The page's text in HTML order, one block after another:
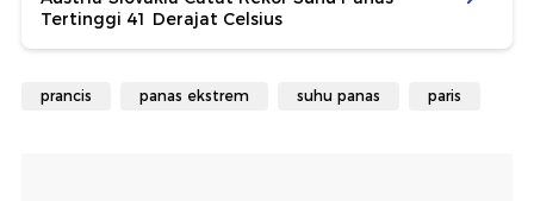
Tertinggi 41 Derajat Celsius
prancis panas ekstrem suhu panas paris